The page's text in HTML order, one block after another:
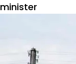
minister